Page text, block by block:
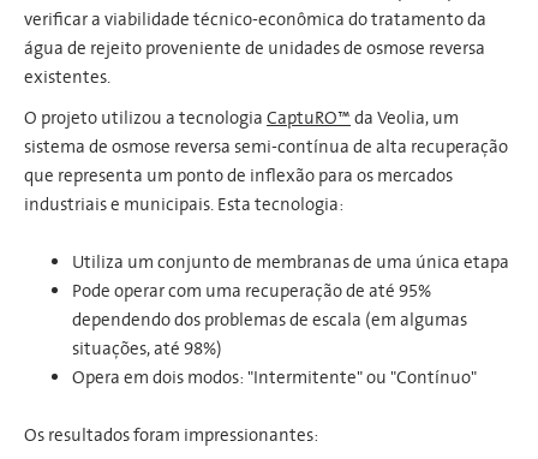
verificar a viabilidade técnico-econômica do tratamento da
água de rejeito proveniente de unidades de osmose reversa
existentes.
O projeto utilizou a tecnologiaCaptuRO™da Veolia, um
sistema de osmose reversa semi-contínua de alta recuperação
que representa um ponto de inflexão para os mercados
industriais e municipais. Esta tecnologia:
Utiliza um conjunto de membranas de uma única etapa
Pode operar com uma recuperação de até 95%
dependendo dos problemas de escala (em algumas
situações, até 98%)
Opera em dois modos: "Intermitente" ou "Contínuo"
Os resultados foram impressionantes: